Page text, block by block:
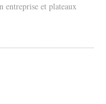
entreprise et plateaux